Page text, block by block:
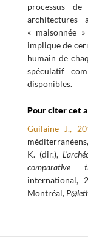
processus
architectures
« maisonnée
implique de
humain de
spéculatif
disponibles.
Pour citer cet
Guilaine J.,
K. (dir.),
comparative
international,
Montréal,